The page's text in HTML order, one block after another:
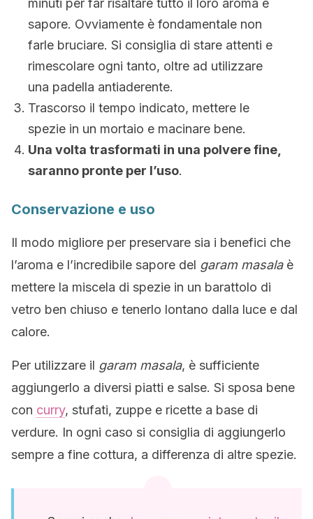
minuti per far risaltare tutto il loro aroma e
sapore. Ovviamente è fondamentale non
farle bruciare. Si consiglia di stare attenti e
rimescolare ogni tanto, oltre ad utilizzare
una padella antiaderente.
Trascorso il tempo indicato, mettere le
spezie in un mortaio e macinare bene.
Una volta trasformati in una polvere fine,
saranno pronte per l’uso.
Conservazione e uso
Il modo migliore per preservare sia i benefici che
l’aroma e l’incredibile sapore del garam masalaè
mettere la miscela di spezie in un barattolo di
vetro ben chiuso e tenerlo lontano dalla luce e dal
calore.
Per utilizzare il garam masala, è sufficiente
aggiungerlo a diversi piatti e salse. Si sposa bene
con curry, stufati, zuppe e ricette a base di
verdure. In ogni caso si consiglia di aggiungerlo
sempre a fine cottura, a differenza di altre spezie.